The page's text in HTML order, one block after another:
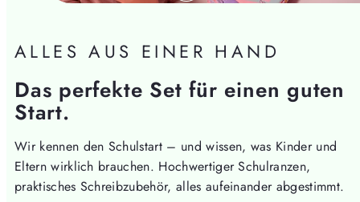
ALLES AUS EINER HAND
Das perfekte Set für einen guten
Start.
Wir kennen den Schulstart – und wissen, was Kinder und
Eltern wirklich brauchen. Hochwertiger Schulranzen,
praktisches Schreibzubehör, alles aufeinander abgestimmt.